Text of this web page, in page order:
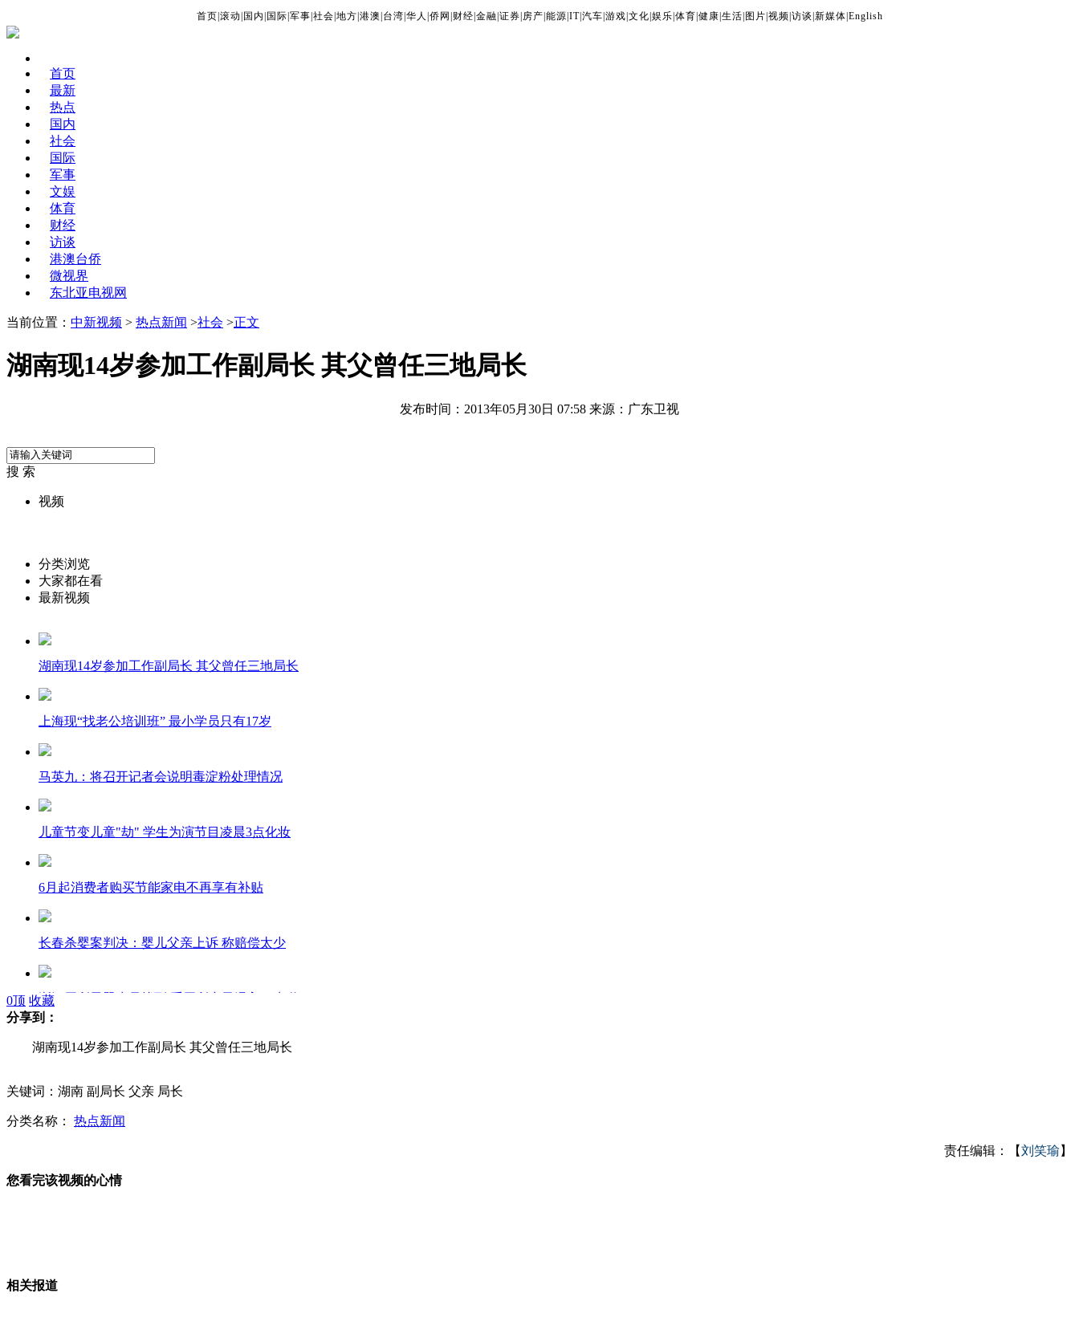
首页 滚动 国内 国际 军事 社会 地方 港澳 台湾 华人 侨网 财经 金融 证券 房产 能源 IT| 汽车 游戏 文化 娱乐 体育 健康 生活 图片 视频 访谈 新媒体 English
首页
最新
热点
国内
社会
国际
军事
文娱
体育
财经
访谈
港澳台侨
微视界
东北亚电视网
当前位置： 中新视频 > 热点新闻 >社会 >正文
湖南现14岁参加工作副局长 其父曾任三地局长
发布时间：2013年05月30日 07:58 来源：广东卫视
搜 索
视频
分类浏览
大家都在看
最新视频
湖南现14岁参加工作副局长 其父曾任三地局长
上海现“找老公培训班” 最小学员只有17岁
马英九：将召开记者会说明毒淀粉处理情况
儿童节变儿童"劫" 学生为演节目凌晨3点化妆
6月起消费者购买节能家电不再享有补贴
长春杀婴案判决：婴儿父亲上诉 称赔偿太少
浙江厕所男婴生母找到 系厕所产子滑入下水道
视频显示台渔船未冲撞菲公务船
0顶 收藏
分享到：
湖南现14岁参加工作副局长 其父曾任三地局长
关键词：湖南 副局长 父亲 局长
分类名称： 热点新闻
责任编辑：【刘笑瑜 】
您看完该视频的心情
相关报道